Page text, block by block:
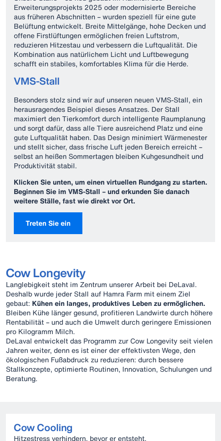
Erweiterungsprojekts 2025 oder modernisierte Bereiche
aus früheren Abschnitten – wurden speziell für eine gute
Belüftung entwickelt. Breite Mittelgänge, hohe Decken und
offene Firstlüftungen ermöglichen freien Luftstrom,
reduzieren Hitzestau und verbessern die Luftqualität. Die
Kombination aus natürlichem Licht und Luftbewegung
schafft ein stabiles, komfortables Klima für die Herde.
VMS-Stall
Besonders stolz sind wir auf unseren neuen VMS‑Stall, ein
herausragendes Beispiel dieses Ansatzes. Der Stall
maximiert den Tierkomfort durch intelligente Raumplanung
und sorgt dafür, dass alle Tiere ausreichend Platz und eine
gute Luftqualität haben. Das Design minimiert Wärmenester
und stellt sicher, dass frische Luft jeden Bereich erreicht –
selbst an heißen Sommertagen bleiben Kuhgesundheit und
Produktivität stabil.
Klicken Sie unten, um einen virtuellen Rundgang zu starten.
Beginnen Sie im VMS‑Stall – und erkunden Sie danach
weitere Ställe, fast wie direkt vor Ort.
Treten Sie ein
Cow Longevity
Langlebigkeit steht im Zentrum unserer Arbeit bei DeLaval.
Deshalb wurde jeder Stall auf Hamra Farm mit einem Ziel
gebaut: Kühen ein langes, produktives Leben zu ermöglichen.
Bleiben Kühe länger gesund, profitieren Landwirte durch höhere
Rentabilität – und auch die Umwelt durch geringere Emissionen
pro Kilogramm Milch.
DeLaval entwickelt das Programm zur Cow Longevity seit vielen
Jahren weiter, denn es ist einer der effektivsten Wege, den
ökologischen Fußabdruck zu reduzieren: durch bessere
Stallkonzepte, optimierte Routinen, Innovation, Schulungen und
Beratung.
Cow Cooling
Hitze­stress verhindern, bevor er entsteht.